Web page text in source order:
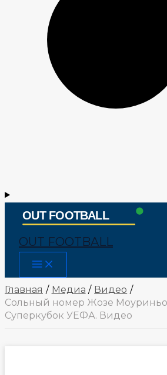
OUT FOOTBALL
Main
Menu
Главная
Медиа
Видео
Сольный номер Жозе Моуриньо
Суперкубок УЕФА. Видео